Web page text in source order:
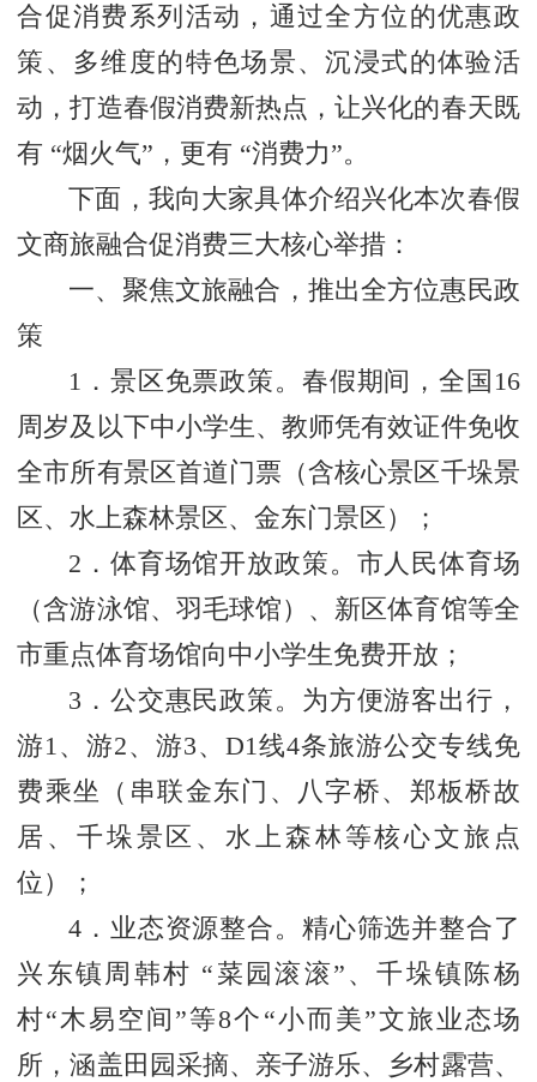
合促消费系列活动，通过全方位的优惠政
策、多维度的特色场景、沉浸式的体验活
动，打造春假消费新热点，让兴化的春天既
有 “烟火气”，更有 “消费力”。
下面，我向大家具体介绍兴化本次春假
文商旅融合促消费三大核心举措：
一、聚焦文旅融合，推出全方位惠民政
策
1．景区免票政策。春假期间，全国16
周岁及以下中小学生、教师凭有效证件免收
全市所有景区首道门票（含核心景区千垛景
区、水上森林景区、金东门景区）；
2．体育场馆开放政策。市人民体育场
（含游泳馆、羽毛球馆）、新区体育馆等全
市重点体育场馆向中小学生免费开放；
3．公交惠民政策。为方便游客出行，
游1、游2、游3、D1线4条旅游公交专线免
费乘坐（串联金东门、八字桥、郑板桥故
居、千垛景区、水上森林等核心文旅点
位）；
4．业态资源整合。精心筛选并整合了
兴东镇周韩村 “菜园滚滚”、千垛镇陈杨
村“木易空间”等8个“小而美”文旅业态场
所，涵盖田园采摘、亲子游乐、乡村露营、